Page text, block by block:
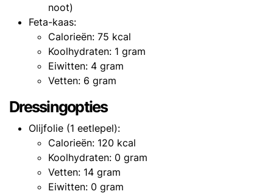
noot)
Feta-kaas:
Calorieën: 75 kcal
Koolhydraten: 1 gram
Eiwitten: 4 gram
Vetten: 6 gram
Dressingopties
Olijfolie (1 eetlepel):
Calorieën: 120 kcal
Koolhydraten: 0 gram
Vetten: 14 gram
Eiwitten: 0 gram